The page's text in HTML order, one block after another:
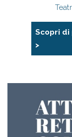
Scopri di
>